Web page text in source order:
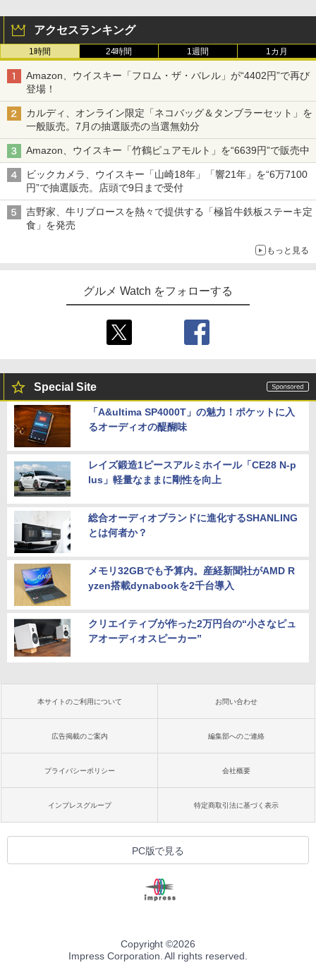
アクセスランキング
1時間 24時間 1週間 1カ月
Amazon、ウイスキー「フロム・ザ・バレル」が“4402円”で再び
登場！
カルディ、オンライン限定「ネコバッグ＆タンブラーセット」を
一般販売。7月の抽選販売の当選無効分
Amazon、ウイスキー「竹鶴ピュアモルト」を“6639円”で販売中
ビックカメラ、ウイスキー「山崎18年」「響21年」を“6万7100
円”で抽選販売。店頭で9日まで受付
吉野家、牛リブロースを熱々で提供する「極旨牛鉄板ステーキ定
食」を発売
もっと見る
グルメ Watch をフォローする
Special Site
「A&ultima SP4000T」の魅力！ポケットに入
るオーディオの醍醐味
レイズ鍛造1ピースアルミホイール「CE28 N-p
lus」軽量なままに剛性を向上
総合オーディオブランドに進化するSHANLING
とは何者か？
メモリ32GBでも予算内。産経新聞社がAMD R
yzen搭載dynabookを2千台導入
クリエイティブが作った2万円台の“小さなピュ
アオーディオスピーカー”
本サイトのご利用について お問い合わせ
広告掲載のご案内 編集部へのご連絡
プライバシーポリシー 会社概要
インプレスグループ 特定商取引法に基づく表示
PC版で見る
Copyright ©2026
Impress Corporation. All rights reserved.